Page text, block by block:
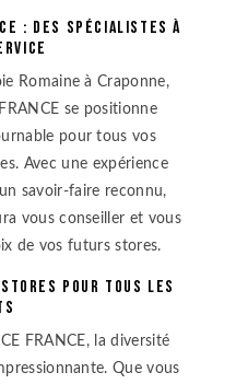
: des spécialistes à
Romaine à Craponne,
se positionne
pour tous vos
Avec une expérience
savoir-faire reconnu,
vous conseiller et vous
de vos futurs stores.
stores pour tous les
FRANCE, la diversité
Que vous